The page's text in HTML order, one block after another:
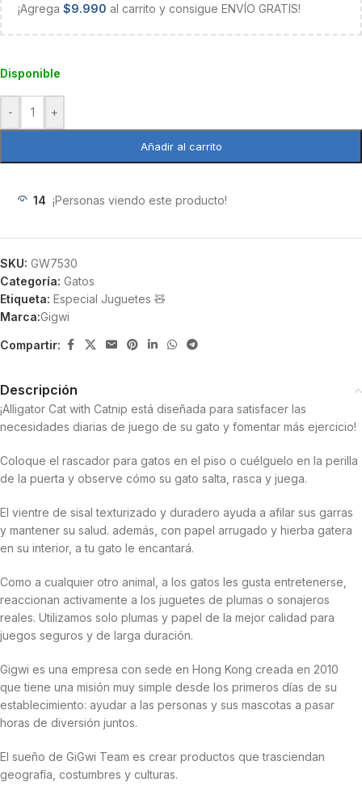
¡Agrega $9.990 al carrito y consigue ENVÍO GRATIS!
Disponible
- +
Añadir al carrito
14 ¡Personas viendo este producto!
SKU: GW7530
Categoría: Gatos
Etiqueta: Especial Juguetes 🧸
Marca:Gigwi
Compartir:
Descripción
¡Alligator Cat with Catnip está diseñada para satisfacer las
necesidades diarias de juego de su gato y fomentar más ejercicio!
Coloque el rascador para gatos en el piso o cuélguelo en la perilla
de la puerta y observe cómo su gato salta, rasca y juega.
El vientre de sisal texturizado y duradero ayuda a afilar sus garras
y mantener su salud. además, con papel arrugado y hierba gatera
en su interior, a tu gato le encantará.
Como a cualquier otro animal, a los gatos les gusta entretenerse,
reaccionan activamente a los juguetes de plumas o sonajeros
reales. Utilizamos solo plumas y papel de la mejor calidad para
juegos seguros y de larga duración.
Gigwi es una empresa con sede en Hong Kong creada en 2010
que tiene una misión muy simple desde los primeros días de su
establecimiento: ayudar a las personas y sus mascotas a pasar
horas de diversión juntos.
El sueño de GiGwi Team es crear productos que trasciendan
geografía, costumbres y culturas.